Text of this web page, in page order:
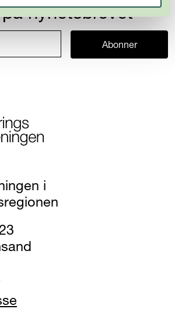
nyhetsbrevet
Abonner
i